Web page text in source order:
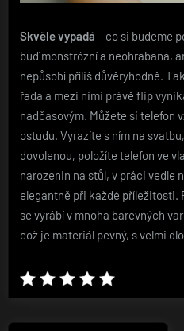
Skvěle vypadá – co si budeme
buď monstrózní a neohrabaná,
nepůsobí příliš důvěryhodně.
řada a mezi nimi právě flip
nadčasovým. Můžete si telefon
ostudu. Vyrazíte s ním na
dovolenou, položíte telefon ve
narozenin na stůl, v práci vedle
elegantně při každé příležitosti.
se vyrábí v mnoha barevných
což je materiál pevný, s velmi